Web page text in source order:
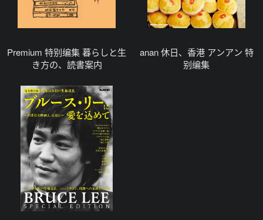
Premium 特别编集 暮らしと生
き方の、読書案内
anan 休日、香港 アンアン 特
别编集